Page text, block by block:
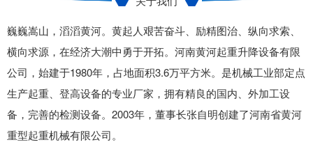
巍巍嵩山，滔滔黄河。黄起人艰苦奋斗、励精图治、纵向求索、
横向求源，在经济大潮中勇于开拓。河南黄河起重升降设备有限
公司，始建于1980年，占地面积3.6万平方米。是机械工业部定点
生产起重、登高设备的专业厂家，拥有精良的国内、外加工设
备，完善的检测设备。2003年，董事长张自明创建了河南省黄河
重型起重机械有限公司。